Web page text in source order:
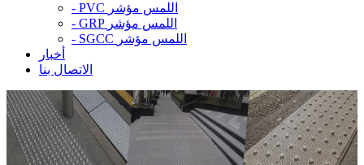
-
PVC اللمس مؤشر
-
GRP اللمس مؤشر
-
SGCC اللمس مؤشر
أخبار
الاتصال بنا